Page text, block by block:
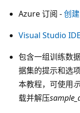
Azure 订阅 -创
Visual Studio IDE
包含一组训练数
据集的提示和选
本教程，可使用
载并解压